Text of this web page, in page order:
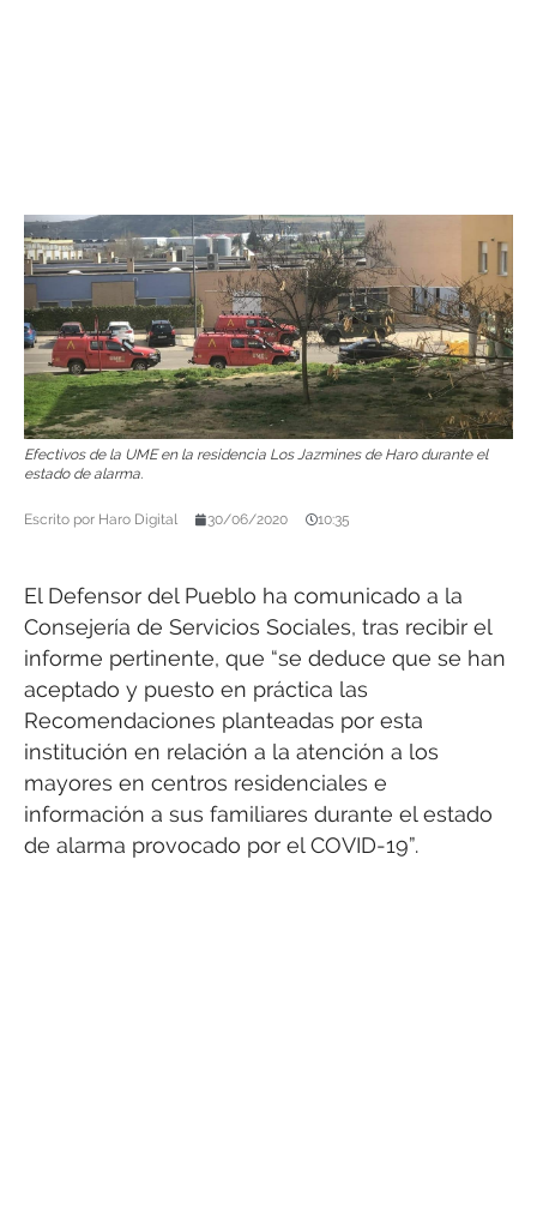
Efectivos de la UME en la residencia Los Jazmines de Haro durante el
estado de alarma.
Escrito por Haro Digital 30/06/2020 10:35
El Defensor del Pueblo ha comunicado a la
Consejería de Servicios Sociales, tras recibir el
informe pertinente, que “se deduce que se han
aceptado y puesto en práctica las
Recomendaciones planteadas por esta
institución en relación a la atención a los
mayores en centros residenciales e
información a sus familiares durante el estado
de alarma provocado por el COVID-19”.